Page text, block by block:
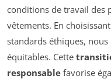
conditions de travail des
vêtements. En
standards éthiques,
équitables. Cette
responsable favorise